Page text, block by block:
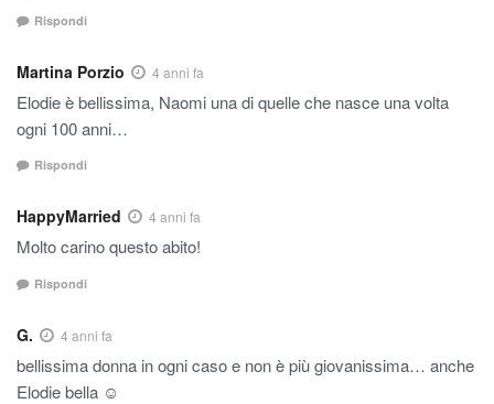
Rispondi
Martina Porzio 4 anni fa
Elodie è bellissima, Naomi una di quelle che nasce una volta
ogni 100 anni…
Rispondi
HappyMarried 4 anni fa
Molto carino questo abito!
Rispondi
G. 4 anni fa
bellissima donna in ogni caso e non è più giovanissima… anche
Elodie bella ☺️